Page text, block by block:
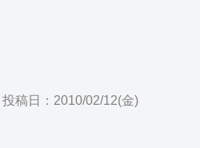
投稿日：2010/02/12(金)